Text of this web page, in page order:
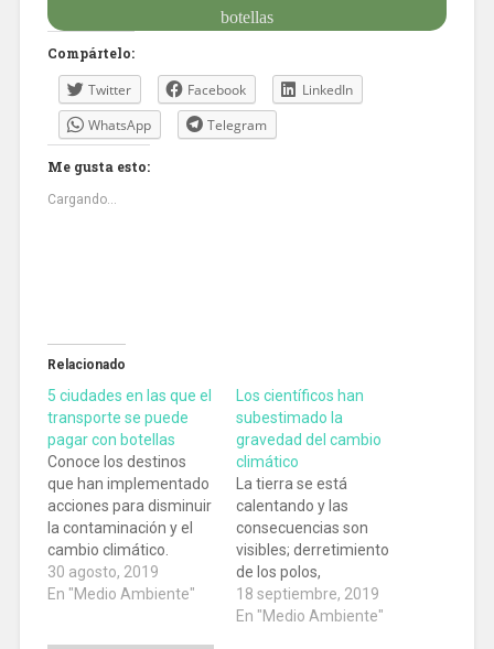
botellas
Compártelo:
Twitter Facebook
LinkedIn
WhatsApp
Telegram
Me gusta esto:
Cargando...
Relacionado
5 ciudades en las que el
transporte se puede
pagar con botellas
Conoce los destinos
que han implementado
acciones para disminuir
la contaminación y el
cambio climático.
30 agosto, 2019
En "Medio Ambiente"
Los científicos han
subestimado la
gravedad del cambio
climático
La tierra se está
calentando y las
consecuencias son
visibles; derretimiento
de los polos,
temperaturas
extremas y desastres
18 septiembre, 2019
En "Medio Ambiente"